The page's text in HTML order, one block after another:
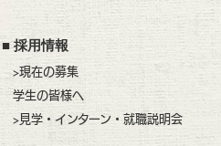
■採用情報
>現在の募集
学生の皆様へ
>見学・インターン・就職説明会